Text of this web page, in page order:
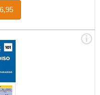
16,95